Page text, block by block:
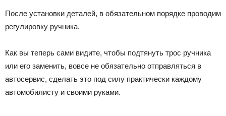
После установки деталей, в обязательном порядке проводим
регулировку ручника.
Как вы теперь сами видите, чтобы подтянуть трос ручника
или его заменить, вовсе не обязательно отправляться в
автосервис, сделать это под силу практически каждому
автомобилисту и своими руками.